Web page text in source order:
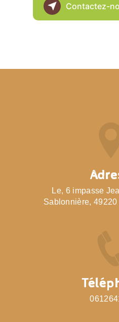
Contactez-
Le, 6 impasse
Sablonnière,